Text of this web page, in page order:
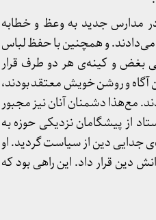
مدارس جدید به وعظ و خطابه
و همچنین با حفظ لباس
بغض و کینه‌ی هر دو طرف قرار
و روشن خویش معتقد بودند،
مع‌هذا دشمنان آنان نیز مجبور
از پیشگامان نزدیکی حوزه به
جدایی دین از سیاست گردید. او
دین قرار داد. این راهی بود که